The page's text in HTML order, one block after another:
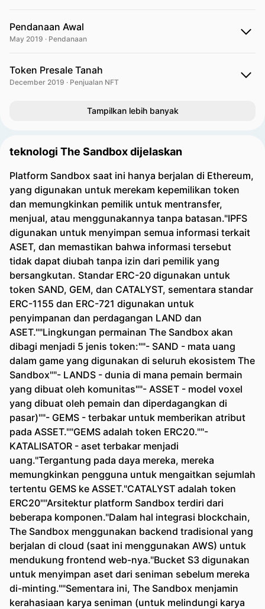
Pendanaan Awal
May 2019 · Pendanaan
Token Presale Tanah
December 2019 · Penjualan NFT
Tampilkan lebih banyak
teknologi The Sandbox dijelaskan
Platform Sandbox saat ini hanya berjalan di Ethereum,
yang digunakan untuk merekam kepemilikan token
dan memungkinkan pemilik untuk mentransfer,
menjual, atau menggunakannya tanpa batasan."IPFS
digunakan untuk menyimpan semua informasi terkait
ASET, dan memastikan bahwa informasi tersebut
tidak dapat diubah tanpa izin dari pemilik yang
bersangkutan. Standar ERC-20 digunakan untuk
token SAND, GEM, dan CATALYST, sementara standar
ERC-1155 dan ERC-721 digunakan untuk
penyimpanan dan perdagangan LAND dan
ASET.""Lingkungan permainan The Sandbox akan
dibagi menjadi 5 jenis token:""- SAND - mata uang
dalam game yang digunakan di seluruh ekosistem The
Sandbox""- LANDS - dunia di mana pemain bermain
yang dibuat oleh komunitas""- ASSET - model voxel
yang dibuat oleh pemain dan diperdagangkan di
pasar)""- GEMS - terbakar untuk memberikan atribut
pada ASSET.""GEMS adalah token ERC20.""-
KATALISATOR - aset terbakar menjadi
uang."Tergantung pada daya mereka, mereka
memungkinkan pengguna untuk mengaitkan sejumlah
tertentu GEMS ke ASSET."CATALYST adalah token
ERC20""Arsitektur platform Sandbox terdiri dari
beberapa komponen."Dalam hal integrasi blockchain,
The Sandbox menggunakan backend tradisional yang
berjalan di cloud (saat ini menggunakan AWS) untuk
mendukung frontend web-nya."Bucket S3 digunakan
untuk menyimpan aset dari seniman sebelum mereka
di-minting.""Sementara ini, The Sandbox menjamin
kerahasiaan karya seniman (untuk melindungi karya